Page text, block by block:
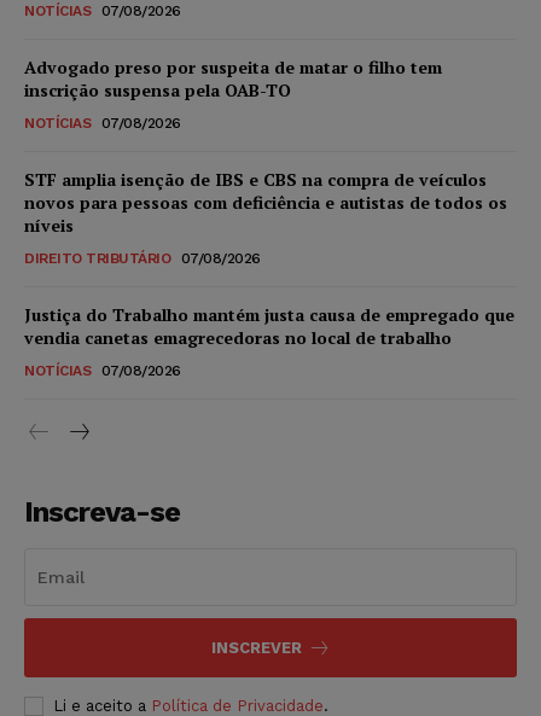
NOTÍCIAS 07/08/2026
Advogado preso por suspeita de matar o filho tem
inscrição suspensa pela OAB-TO
NOTÍCIAS 07/08/2026
STF amplia isenção de IBS e CBS na compra de veículos
novos para pessoas com deficiência e autistas de todos os
níveis
DIREITO TRIBUTÁRIO 07/08/2026
Justiça do Trabalho mantém justa causa de empregado que
vendia canetas emagrecedoras no local de trabalho
NOTÍCIAS 07/08/2026
Inscreva-se
INSCREVER
Li e aceito a Política de Privacidade.